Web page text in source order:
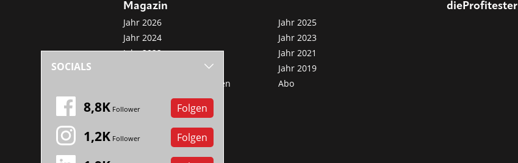
Magazin
Jahr 2026
Jahr 2025
Jahr 2024
Jahr 2023
Jahr 2022
Jahr 2021
Jahr 2019
Sonderveröffentlichungen
Abo
dieProfitester
SOCIALS
8,8K Follower Folgen
1,2K Follower Folgen